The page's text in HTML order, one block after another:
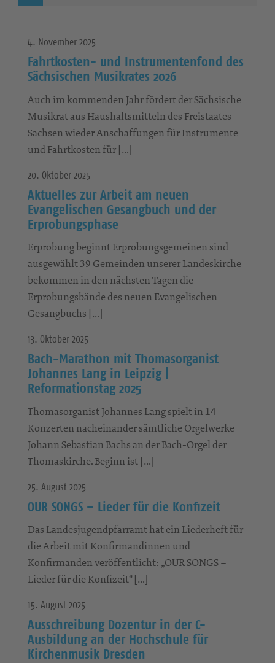
4. November 2025
Fahrtkosten- und Instrumentenfond des
Sächsischen Musikrates 2026
Auch im kommenden Jahr fördert der Sächsische
Musikrat aus Haushaltsmitteln des Freistaates
Sachsen wieder Anschaffungen für Instrumente
und Fahrtkosten für […]
20. Oktober 2025
Aktuelles zur Arbeit am neuen
Evangelischen Gesangbuch und der
Erprobungsphase
Erprobung beginnt Erprobungsgemeinen sind
ausgewählt 39 Gemeinden unserer Landeskirche
bekommen in den nächsten Tagen die
Erprobungsbände des neuen Evangelischen
Gesangbuchs […]
13. Oktober 2025
Bach-Marathon mit Thomasorganist
Johannes Lang in Leipzig |
Reformationstag 2025
Thomasorganist Johannes Lang spielt in 14
Konzerten nacheinander sämtliche Orgelwerke
Johann Sebastian Bachs an der Bach-Orgel der
Thomaskirche. Beginn ist […]
25. August 2025
OUR SONGS – Lieder für die Konfizeit
Das Landesjugendpfarramt hat ein Liederheft für
die Arbeit mit Konfirmandinnen und
Konfirmanden veröffentlicht: „OUR SONGS –
Lieder für die Konfizeit“ […]
15. August 2025
Ausschreibung Dozentur in der C-
Ausbildung an der Hochschule für
Kirchenmusik Dresden